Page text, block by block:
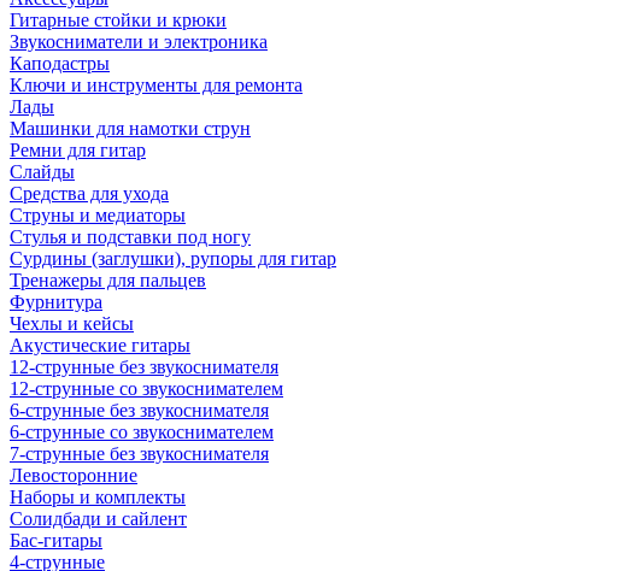
Гитарные стойки и крюки
Звукосниматели и электроника
Каподастры
Ключи и инструменты для ремонта
Лады
Машинки для намотки струн
Ремни для гитар
Слайды
Средства для ухода
Струны и медиаторы
Стулья и подставки под ногу
Сурдины (заглушки), рупоры для гитар
Тренажеры для пальцев
Фурнитура
Чехлы и кейсы
Акустические гитары
12-струнные без звукоснимателя
12-струнные со звукоснимателем
6-струнные без звукоснимателя
6-струнные со звукоснимателем
7-струнные без звукоснимателя
Левосторонние
Наборы и комплекты
Солидбади и сайлент
Бас-гитары
4-струнные